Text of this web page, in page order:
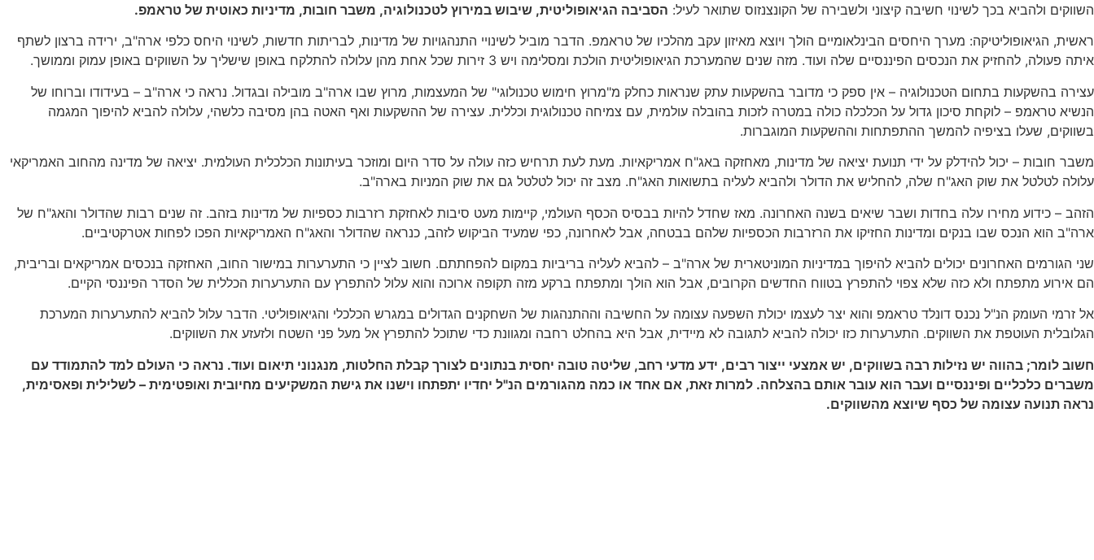
השווקים ולהביא בכך לשינוי חשיבה קיצוני ולשבירה של הקונצנזוס שתואר לעיל: הסביבה הגיאופוליטית, שיבוש במירוץ לטכנולוגיה, משבר חובות, מדיניות כאוטית של טראמפ.
ראשית, הגיאופוליטיקה: מערך היחסים הבינלאומיים הולך ויוצא מאיזון עקב מהלכיו של טראמפ. הדבר מוביל לשינויי התנהגויות של מדינות, לבריתות חדשות, לשינוי היחס כלפי ארה"ב, ירידה ברצון לשתף
איתה פעולה, להחזיק את הנכסים הפיננסיים שלה ועוד. מזה שנים שהמערכת הגיאופוליטית הולכת ומסלימה ויש 3 זירות שכל אחת מהן עלולה להתלקח באופן שישליך על השווקים באופן עמוק וממושך.
עצירה בהשקעות בתחום הטכנולוגיה – אין ספק כי מדובר בהשקעות עתק שנראות כחלק מ"מרוץ חימוש טכנולוגי" של המעצמות, מרוץ שבו ארה"ב מובילה ובגדול. נראה כי ארה"ב – בעידודו וברוחו של
הנשיא טראמפ – לוקחת סיכון גדול על הכלכלה כולה במטרה לזכות בהובלה עולמית, עם צמיחה טכנולוגית וכללית. עצירה של ההשקעות ואף האטה בהן מסיבה כלשהי, עלולה להביא להיפוך המגמה
בשווקים, שעלו בציפיה להמשך ההתפתחות וההשקעות המוגברות.
משבר חובות – יכול להידלק על ידי תנועת יציאה של מדינות, מאחזקה באג"ח אמריקאיות. מעת לעת תרחיש כזה עולה על סדר היום ומוזכר בעיתונות הכלכלית העולמית. יציאה של מדינה מהחוב האמריקאי
עלולה לטלטל את שוק האג"ח שלה, להחליש את הדולר ולהביא לעליה בתשואות האג"ח. מצב זה יכול לטלטל גם את שוק המניות בארה"ב.
הזהב – כידוע מחירו עלה בחדות ושבר שיאים בשנה האחרונה. מאז שחדל להיות בבסיס הכסף העולמי, קיימות מעט סיבות לאחזקת רזרבות כספיות של מדינות בזהב. זה שנים רבות שהדולר והאג"ח של
ארה"ב הוא הנכס שבו בנקים ומדינות החזיקו את הרזרבות הכספיות שלהם בבטחה, אבל לאחרונה, כפי שמעיד הביקוש לזהב, כנראה שהדולר והאג"ח האמריקאיות הפכו לפחות אטרקטיביים.
שני הגורמים האחרונים יכולים להביא להיפוך במדיניות המוניטארית של ארה"ב – להביא לעליה בריביות במקום להפחתתם. חשוב לציין כי התערערות במישור החוב, האחזקה בנכסים אמריקאים ובריבית,
הם אירוע מתפתח ולא כזה שלא צפוי להתפרץ בטווח החדשים הקרובים, אבל הוא הולך ומתפתח ברקע מזה תקופה ארוכה והוא עלול להתפרץ עם התערערות הכללית של הסדר הפיננסי הקיים.
אל זרמי העומק הנ"ל נכנס דונלד טראמפ והוא יצר לעצמו יכולת השפעה עצומה על החשיבה וההתנהגות של השחקנים הגדולים במגרש הכלכלי והגיאופוליטי. הדבר עלול להביא להתערערות המערכת
הגלובלית העוטפת את השווקים. התערערות כזו יכולה להביא לתגובה לא מיידית, אבל היא בהחלט רחבה ומגוונת כדי שתוכל להתפרץ אל מעל פני השטח ולזעזע את השווקים.
חשוב לומר; בהווה יש נזילות רבה בשווקים, יש אמצעי ייצור רבים, ידע מדעי רחב, שליטה טובה יחסית בנתונים לצורך קבלת החלטות, מנגנוני תיאום ועוד. נראה כי העולם למד להתמודד עם
משברים כלכליים ופיננסיים ועבר הוא עובר אותם בהצלחה. למרות זאת, אם אחד או כמה מהגורמים הנ"ל יחדיו יתפתחו וישנו את גישת המשקיעים מחיובית ואופטימית – לשלילית ופאסימית,
נראה תנועה עצומה של כסף שיוצא מהשווקים.